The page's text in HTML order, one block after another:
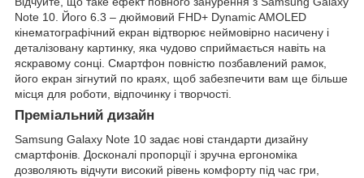
Note 10. Його 6.3 – дюймовий FHD+ Dynamic AMOLED
кінематографічний екран відтворює неймовірно насичену і
деталізовану картинку, яка чудово сприймається навіть на
яскравому сонці. Смартфон повністю позбавлений рамок,
його екран зігнутий по краях, щоб забезпечити вам ще більше
місця для роботи, відпочинку і творчості.
Преміальний дизайн
Samsung Galaxy Note 10 задає нові стандарти дизайну
смартфонів. Досконалі пропорції і зручна ергономіка
дозволяють відчути високий рівень комфорту під час гри,